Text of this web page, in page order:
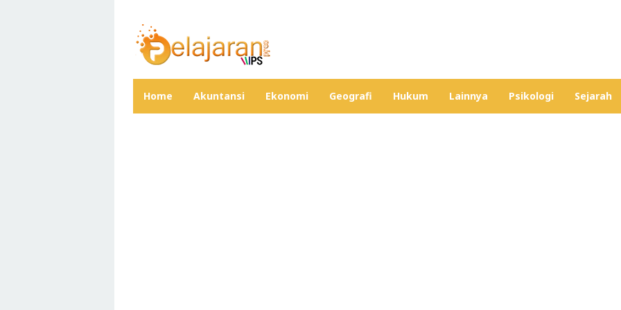
content
Home Akuntansi Ekonomi Geografi Hukum Lainnya Psikologi Sejarah